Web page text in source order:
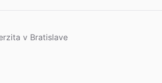
v Bratislave